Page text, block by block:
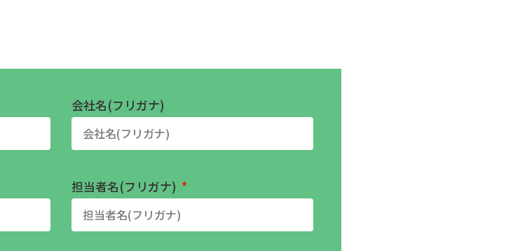
会社名(フリガナ)
担当者名(フリガナ)